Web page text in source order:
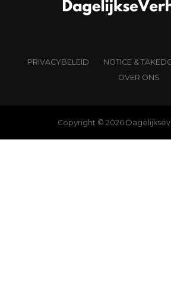
PRIVACYBELEID
NOTICE &
OVER ONS
Copyright © 2026